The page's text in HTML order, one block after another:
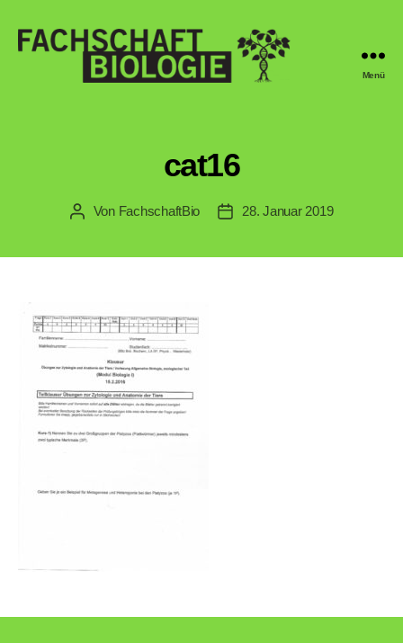
Menü
cat16
Beitragsautor
Von FachschaftBio Veröffentlichungsdatum
28. Januar 2019